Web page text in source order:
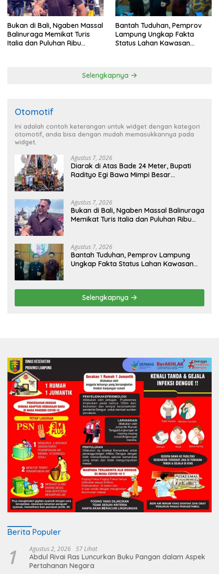
Bukan di Bali, Ngaben Massal
Balinuraga Memikat Turis
Italia dan Puluhan Ribu
Bantah Tuduhan, Pemprov
Lampung Ungkap Fakta
Status Lahan Kawasan
Selengkapnya
Otomotif
Ini adalah contoh keterangan untuk widget dengan kategori
otomotif, anda bisa dengan mudah memasukkannya pada
widget.
Agustus 7, 2026
Diarak di Atas Bade 24 Meter, Bupati
Radityo Egi Bawa Mimpi Besar
Agustus 7, 2026
Bukan di Bali, Ngaben Massal Balinuraga
Memikat Turis Italia dan Puluhan Ribu
Agustus 7, 2026
Bantah Tuduhan, Pemprov Lampung
Ungkap Fakta Status Lahan Kawasan
Selengkapnya
Berita Populer
1 Agustus 2, 2026 57 Lihat
Abdul Rivai Ras Luncurkan Buku Pangan dalam Aspek
Pertahanan Negara